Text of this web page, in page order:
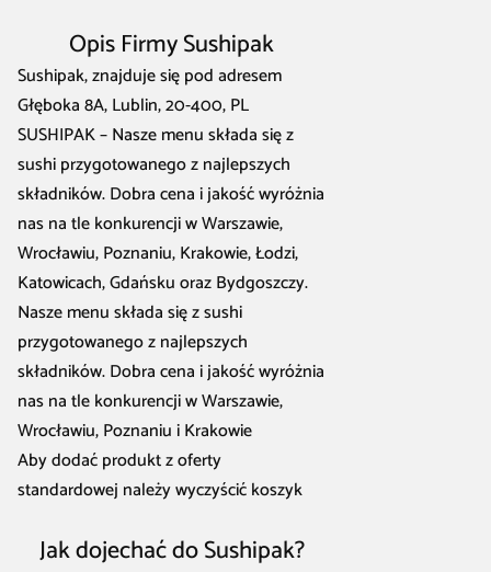
Opis Firmy Sushipak
Sushipak, znajduje się pod adresem
Głęboka 8A, Lublin, 20-400, PL
SUSHIPAK – Nasze menu składa się z
sushi przygotowanego z najlepszych
składników. Dobra cena i jakość wyróżnia
nas na tle konkurencji w Warszawie,
Wrocławiu, Poznaniu, Krakowie, Łodzi,
Katowicach, Gdańsku oraz Bydgoszczy.
Nasze menu składa się z sushi
przygotowanego z najlepszych
składników. Dobra cena i jakość wyróżnia
nas na tle konkurencji w Warszawie,
Wrocławiu, Poznaniu i Krakowie
Aby dodać produkt z oferty
standardowej należy wyczyścić koszyk
Jak dojechać do Sushipak?